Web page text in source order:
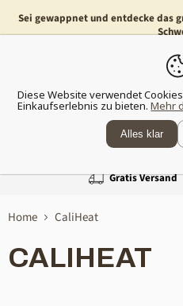
Sei gewappnet und entdecke das
Menü
Gratis Versand
Home CaliHeat
CALIHEAT
Diese Website verwendet
Einkaufserlebnis zu bieten. Mehr
Alles klar